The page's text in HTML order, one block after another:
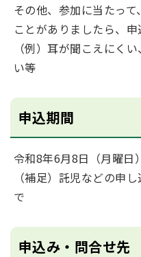
その他、参加に当たっ
ことがありましたら、申
（例）耳が聞こえにく
い等
申込期間
令和8年6月8日（月曜日
（補足）託児などの申
で
申込み・問合せ先